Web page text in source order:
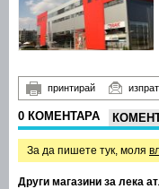
принтирай
0 КОМЕНТАРА
За да пишете тук, моля
Други магазини за лека